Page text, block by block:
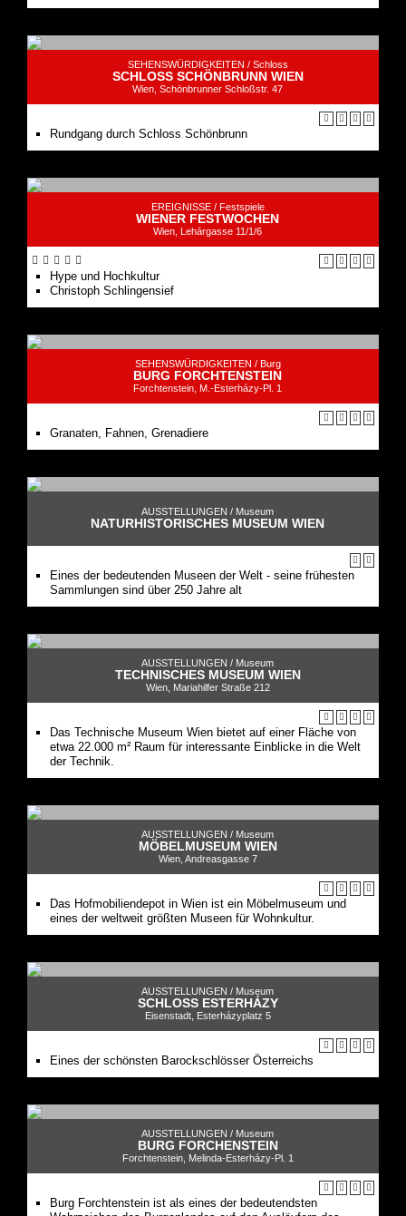
SEHENSWÜRDIGKEITEN / Schloss
SCHLOSS SCHÖNBRUNN WIEN
Wien, Schönbrunner Schloßstr. 47
Rundgang durch Schloss Schönbrunn
EREIGNISSE / Festspiele
WIENER FESTWOCHEN
Wien, Lehárgasse 11/1/6
Hype und Hochkultur
Christoph Schlingensief
SEHENSWÜRDIGKEITEN / Burg
BURG FORCHTENSTEIN
Forchtenstein, M.-Esterházy-Pl. 1
Granaten, Fahnen, Grenadiere
AUSSTELLUNGEN / Museum
NATURHISTORISCHES MUSEUM WIEN
Eines der bedeutenden Museen der Welt - seine frühesten
Sammlungen sind über 250 Jahre alt
AUSSTELLUNGEN / Museum
TECHNISCHES MUSEUM WIEN
Wien, Mariahilfer Straße 212
Das Technische Museum Wien bietet auf einer Fläche von
etwa 22.000 m² Raum für interessante Einblicke in die Welt
der Technik.
AUSSTELLUNGEN / Museum
MÖBELMUSEUM WIEN
Wien, Andreasgasse 7
Das Hofmobiliendepot in Wien ist ein Möbelmuseum und
eines der weltweit größten Museen für Wohnkultur.
AUSSTELLUNGEN / Museum
SCHLOSS ESTERHÁZY
Eisenstadt, Esterházyplatz 5
Eines der schönsten Barockschlösser Österreichs
AUSSTELLUNGEN / Museum
BURG FORCHENSTEIN
Forchtenstein, Melinda-Esterházy-Pl. 1
Burg Forchtenstein ist als eines der bedeutendsten